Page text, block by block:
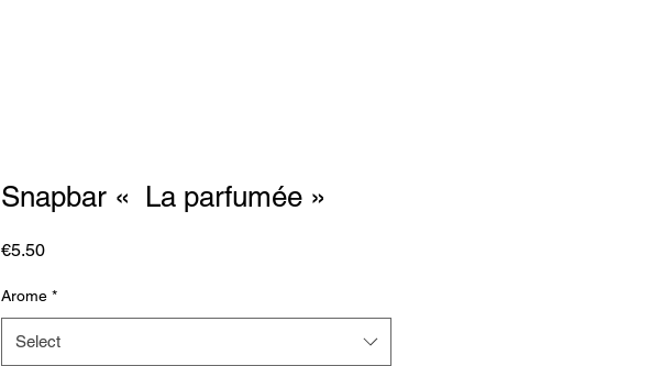
Snapbar « La parfumée »
€5.50Price
Arome *
Select